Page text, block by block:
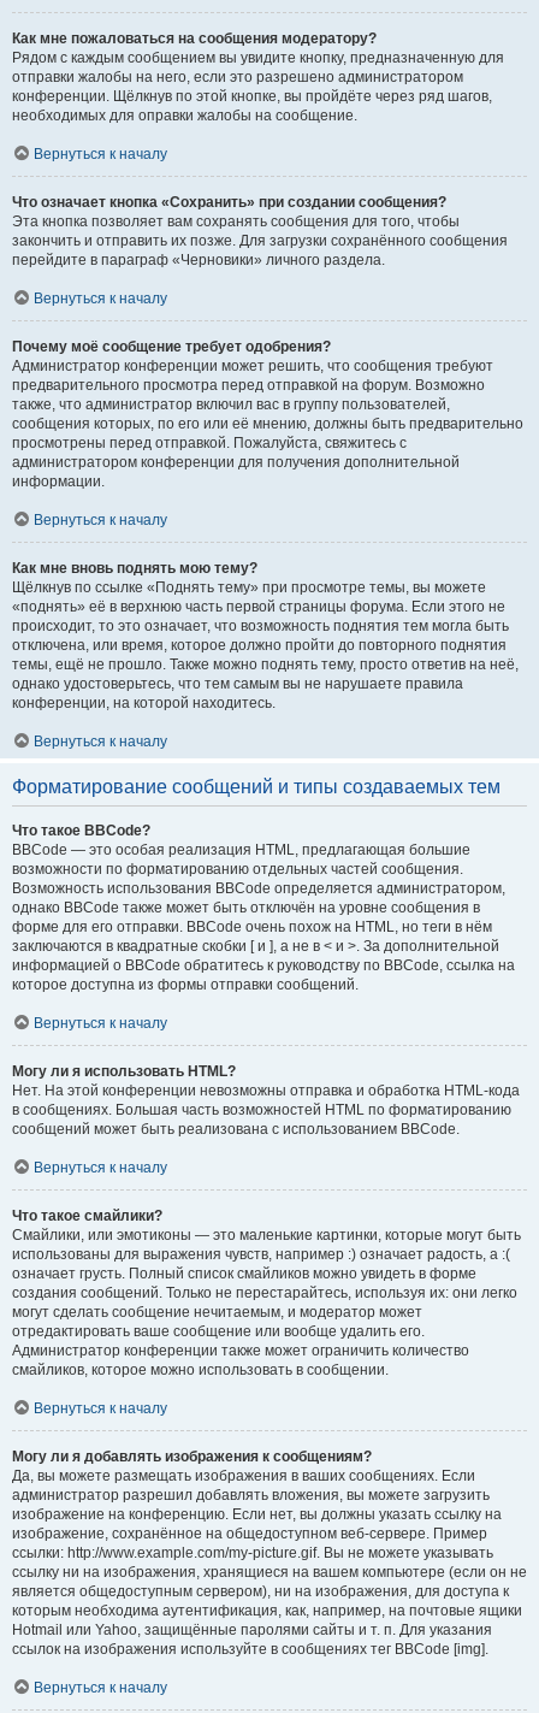
Как мне пожаловаться на сообщения модератору?
Рядом с каждым сообщением вы увидите кнопку, предназначенную для
отправки жалобы на него, если это разрешено администратором
конференции. Щёлкнув по этой кнопке, вы пройдёте через ряд шагов,
необходимых для оправки жалобы на сообщение.
Вернуться к началу
Что означает кнопка «Сохранить» при создании сообщения?
Эта кнопка позволяет вам сохранять сообщения для того, чтобы
закончить и отправить их позже. Для загрузки сохранённого сообщения
перейдите в параграф «Черновики» личного раздела.
Вернуться к началу
Почему моё сообщение требует одобрения?
Администратор конференции может решить, что сообщения требуют
предварительного просмотра перед отправкой на форум. Возможно
также, что администратор включил вас в группу пользователей,
сообщения которых, по его или её мнению, должны быть предварительно
просмотрены перед отправкой. Пожалуйста, свяжитесь с
администратором конференции для получения дополнительной
информации.
Вернуться к началу
Как мне вновь поднять мою тему?
Щёлкнув по ссылке «Поднять тему» при просмотре темы, вы можете
«поднять» её в верхнюю часть первой страницы форума. Если этого не
происходит, то это означает, что возможность поднятия тем могла быть
отключена, или время, которое должно пройти до повторного поднятия
темы, ещё не прошло. Также можно поднять тему, просто ответив на неё,
однако удостоверьтесь, что тем самым вы не нарушаете правила
конференции, на которой находитесь.
Вернуться к началу
Форматирование сообщений и типы создаваемых тем
Что такое BBCode?
BBCode — это особая реализация HTML, предлагающая большие
возможности по форматированию отдельных частей сообщения.
Возможность использования BBCode определяется администратором,
однако BBCode также может быть отключён на уровне сообщения в
форме для его отправки. BBCode очень похож на HTML, но теги в нём
заключаются в квадратные скобки [ и ], а не в < и >. За дополнительной
информацией о BBCode обратитесь к руководству по BBCode, ссылка на
которое доступна из формы отправки сообщений.
Вернуться к началу
Могу ли я использовать HTML?
Нет. На этой конференции невозможны отправка и обработка HTML-кода
в сообщениях. Большая часть возможностей HTML по форматированию
сообщений может быть реализована с использованием BBCode.
Вернуться к началу
Что такое смайлики?
Смайлики, или эмотиконы — это маленькие картинки, которые могут быть
использованы для выражения чувств, например :) означает радость, а :(
означает грусть. Полный список смайликов можно увидеть в форме
создания сообщений. Только не перестарайтесь, используя их: они легко
могут сделать сообщение нечитаемым, и модератор может
отредактировать ваше сообщение или вообще удалить его.
Администратор конференции также может ограничить количество
смайликов, которое можно использовать в сообщении.
Вернуться к началу
Могу ли я добавлять изображения к сообщениям?
Да, вы можете размещать изображения в ваших сообщениях. Если
администратор разрешил добавлять вложения, вы можете загрузить
изображение на конференцию. Если нет, вы должны указать ссылку на
изображение, сохранённое на общедоступном веб-сервере. Пример
ссылки: http://www.example.com/my-picture.gif. Вы не можете указывать
ссылку ни на изображения, хранящиеся на вашем компьютере (если он не
является общедоступным сервером), ни на изображения, для доступа к
которым необходима аутентификация, как, например, на почтовые ящики
Hotmail или Yahoo, защищённые паролями сайты и т. п. Для указания
ссылок на изображения используйте в сообщениях тег BBCode [img].
Вернуться к началу